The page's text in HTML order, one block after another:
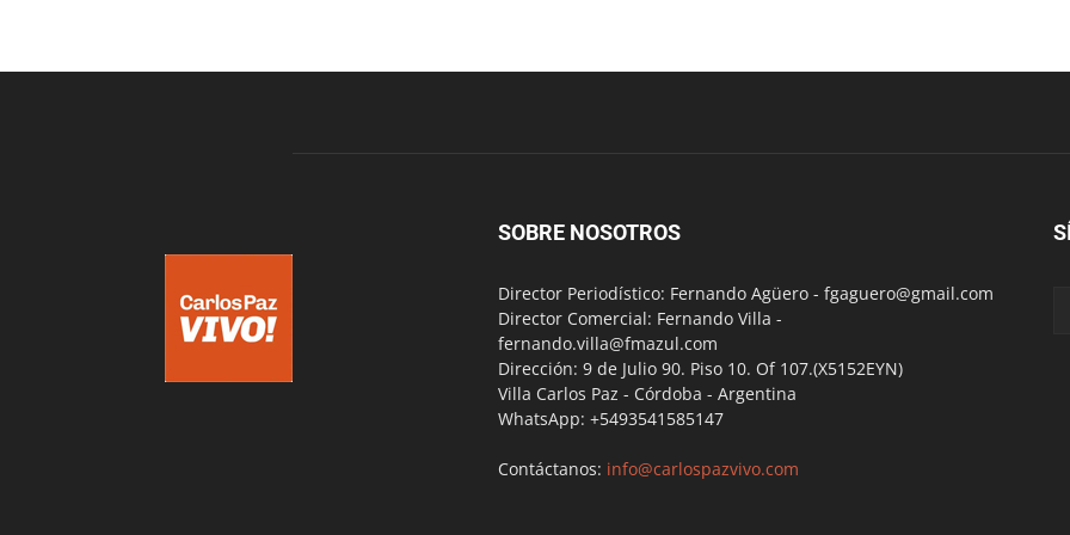
SOBRE NOSOTROS
Director Periodístico: Fernando Agüero - fgaguero@gmail.com
Director Comercial: Fernando Villa -
fernando.villa@fmazul.com
Dirección: 9 de Julio 90. Piso 10. Of 107.(X5152EYN)
Villa Carlos Paz - Córdoba - Argentina
WhatsApp: +5493541585147
Contáctanos: info@carlospazvivo.com